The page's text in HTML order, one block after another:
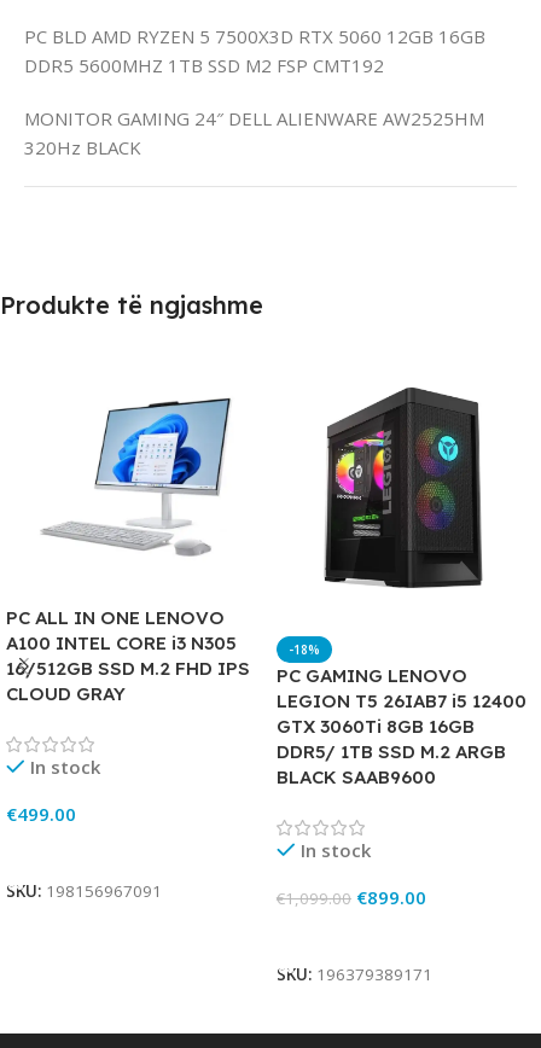
PC BLD AMD RYZEN 5 7500X3D RTX 5060 12GB 16GB
DDR5 5600MHZ 1TB SSD M2 FSP CMT192
MONITOR GAMING 24″ DELL ALIENWARE AW2525HM
320Hz BLACK
Produkte të ngjashme
PC ALL IN ONE LENOVO
A100 INTEL CORE i3 N305
16/512GB SSD M.2 FHD IPS
CLOUD GRAY
In stock
€499.00
SKU: 198156967091
-18%
PC GAMING LENOVO
LEGION T5 26IAB7 i5 12400
GTX 3060Ti 8GB 16GB
DDR5/ 1TB SSD M.2 ARGB
BLACK SAAB9600
In stock
€1,099.00 €899.00
SKU: 196379389171